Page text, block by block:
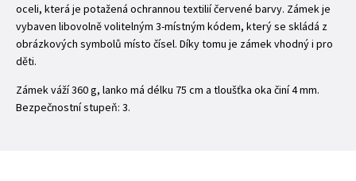
oceli, která je potažená ochrannou textilií červené barvy. Zámek je
vybaven libovolně volitelným 3-místným kódem, který se skládá z
obrázkových symbolů místo čísel. Díky tomu je zámek vhodný i pro
děti.
Zámek váží 360 g, lanko má délku 75 cm a tloušťka oka činí 4 mm.
Bezpečnostní stupeň: 3.